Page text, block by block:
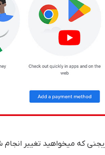
که میخواهید تغییر انجام